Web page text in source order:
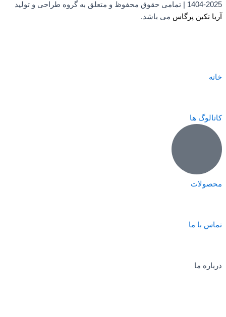
1404-2025 | تمامی حقوق محفوظ و متعلق به گروه طراحی و تولید
آریا تکین پرگاس می باشد.
خانه
کاتالوگ ها
محصولات
تماس با ما
درباره ما